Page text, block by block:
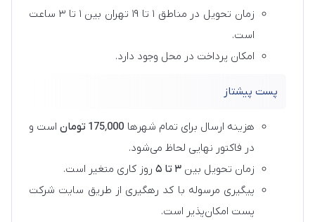
زمان تحویل در مناطق ۱ تا ۱۹ تهران بین ۱ تا ۳ ساعت
است.
امکان پرداخت در محل وجود دارد.
پست پیشتاز
هزینه ارسال برای تمام شهرها 175٬000 تومان
است و
در فاکتور نهایی لحاظ می‌شود.
زمان تحویل بین ۳ تا ۵
روز کاری متغیر است.
پیگیری مرسوله با کد رهگیری از طریق سایت شرکت
پست امکان‌پذیر است.